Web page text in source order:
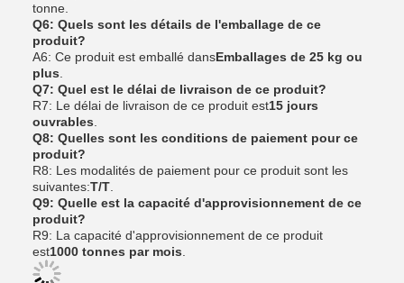
tonne.
Q6: Quels sont les détails de l'emballage de ce
produit?
A6: Ce produit est emballé dansEmballages de 25 kg ou
plus
Q7: Quel est le délai de livraison de ce produit?
R7: Le délai de livraison de ce produit est15 jours
ouvrables
Q8: Quelles sont les conditions de paiement pour ce
produit?
R8: Les modalités de paiement pour ce produit sont les
suivantes:T/T
Q9: Quelle est la capacité d'approvisionnement de ce
produit?
R9: La capacité d'approvisionnement de ce produit
est1000 tonnes par mois